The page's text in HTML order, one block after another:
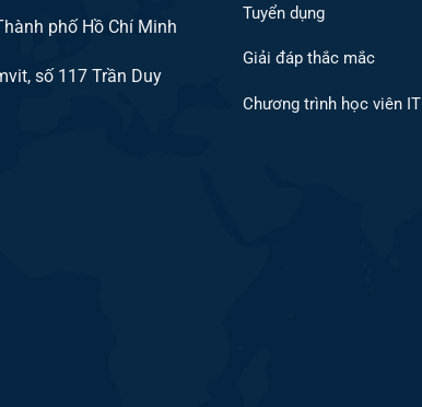
phố Hồ Chí Minh
số 117 Trần Duy
Tuyển dụng
Giải đáp thắc mắc
Chương trình học viên IT